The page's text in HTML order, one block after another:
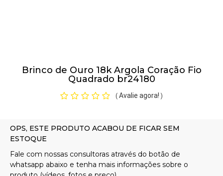
Brinco de Ouro 18k Argola Coração Fio
Quadrado br24180
( Avalie agora! )
Pedras Preciosas
OFERTAS